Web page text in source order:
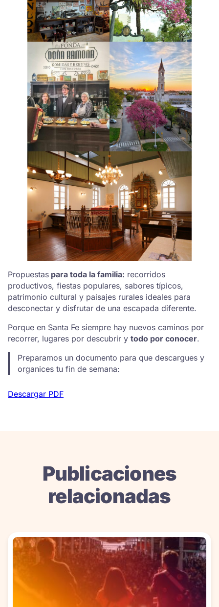
Propuestas para toda la familia: recorridos
productivos, fiestas populares, sabores típicos,
patrimonio cultural y paisajes rurales ideales para
desconectar y disfrutar de una escapada diferente.
Porque en Santa Fe siempre hay nuevos caminos por
recorrer, lugares por descubrir y todo por conocer.
Preparamos un documento para que descargues y
organices tu fin de semana:
Descargar PDF
Publicaciones
relacionadas